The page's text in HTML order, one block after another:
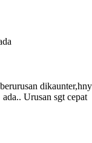
Urusan sgt cepat